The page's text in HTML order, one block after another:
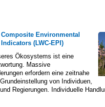
Environmental
(LWC-EPI)
Ökosystems ist eine
Massive
erfordern eine zeitnahe
von Individuen,
Regierungen. Individuelle